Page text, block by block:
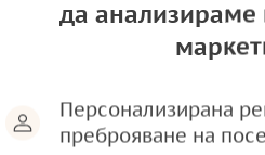
поскъпна до
нагоре
да анализираме
Персонализирана
преброяване на